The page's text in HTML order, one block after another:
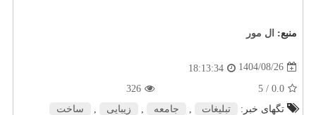
منبع: ال مور
1404/08/26
18:13:34
0.0
/ 5
326
تگهای خبر:
تبلیغات جامعه زیبایی ساخت